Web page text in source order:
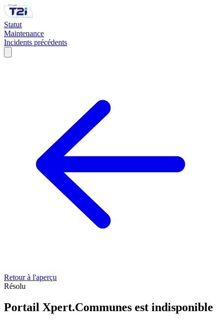
Statut
Maintenance
Incidents précédents
Retour à l'aperçu
Résolu
Portail Xpert.Communes est indisponible